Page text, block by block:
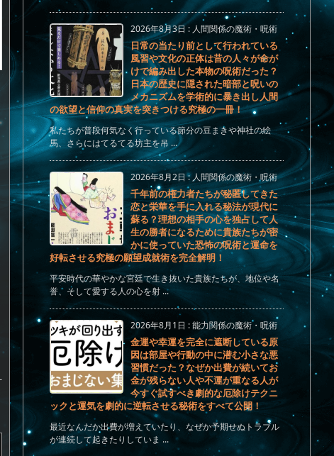
2026年8月3日: 人間関係の魔術・呪術
日常の当たり前として行われている
風習や文化の正体は昔の人々が命が
けで編み出した本物の呪術だった？
日本の歴史に隠された暗部と呪いの
メカニズムを学術的に暴き出し人間
の欲望と信仰の真実を突きつける究極の一冊！
私たちが普段何気なく行っている節分の豆まきや神社の絵
馬、さらにはてるてる坊主を吊 ...
2026年8月2日:人間関係の魔術・呪術
千年前の権力者たちが秘匿してきた
恋と栄華を手に入れる秘法が現代に
蘇る？理想の相手の心を独占して人
生の勝者になるために貴族たちが密
かに使っていた恐怖の呪術と運命を
好転させる究極の願望成就術を完全解明！
平安時代の華やかな宮廷で生き抜いた貴族たちが、地位や名
誉、そして愛する人の心を射 ...
2026年8月1日 :能力関係の魔術・呪術
金運や幸運を完全に遮断している原
因は部屋や行動の中に潜む小さな悪
習慣だった？なぜか出費が続いてお
金が残らない人や不運が重なる人が
今すぐ試すべき劇的な厄除けテクニ
ックと運気を劇的に逆転させる秘術をすべて公開！
最近なんだか出費が増えていたり、なぜか予期せぬトラブル
が連続して起きたりしていま ...